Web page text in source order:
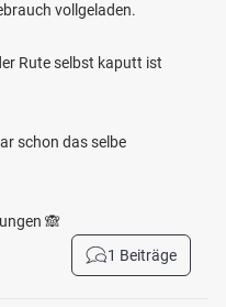
vollgeladen.
Rute selbst kaputt ist
schon das selbe
🙈
1 Beiträge